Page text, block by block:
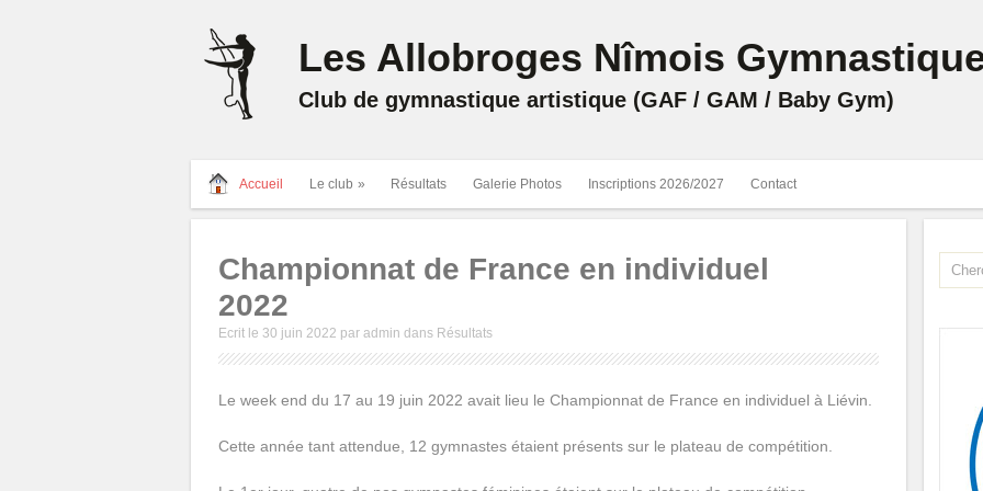
Les Allobroges Nîmois
Club de gymnastique artistique (GAF / GAM / Baby Gym)
Accueil Le club » Résultats Galerie Photos Inscriptions 2026/2027 Contact
Championnat de France en individuel
2022
Ecrit le 30 juin 2022 par admin dans Résultats
Le week end du 17 au 19 juin 2022 avait lieu le Championnat de France en individuel à Liévin.
Cette année tant attendue, 12 gymnastes étaient présents sur le plateau de compétition.